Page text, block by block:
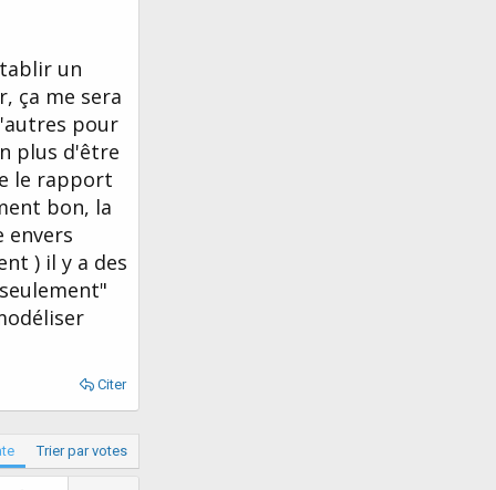
un
ça me sera
pour
plus d'être
le rapport
bon, la
envers
) il y a des
Citer
Trier par votes